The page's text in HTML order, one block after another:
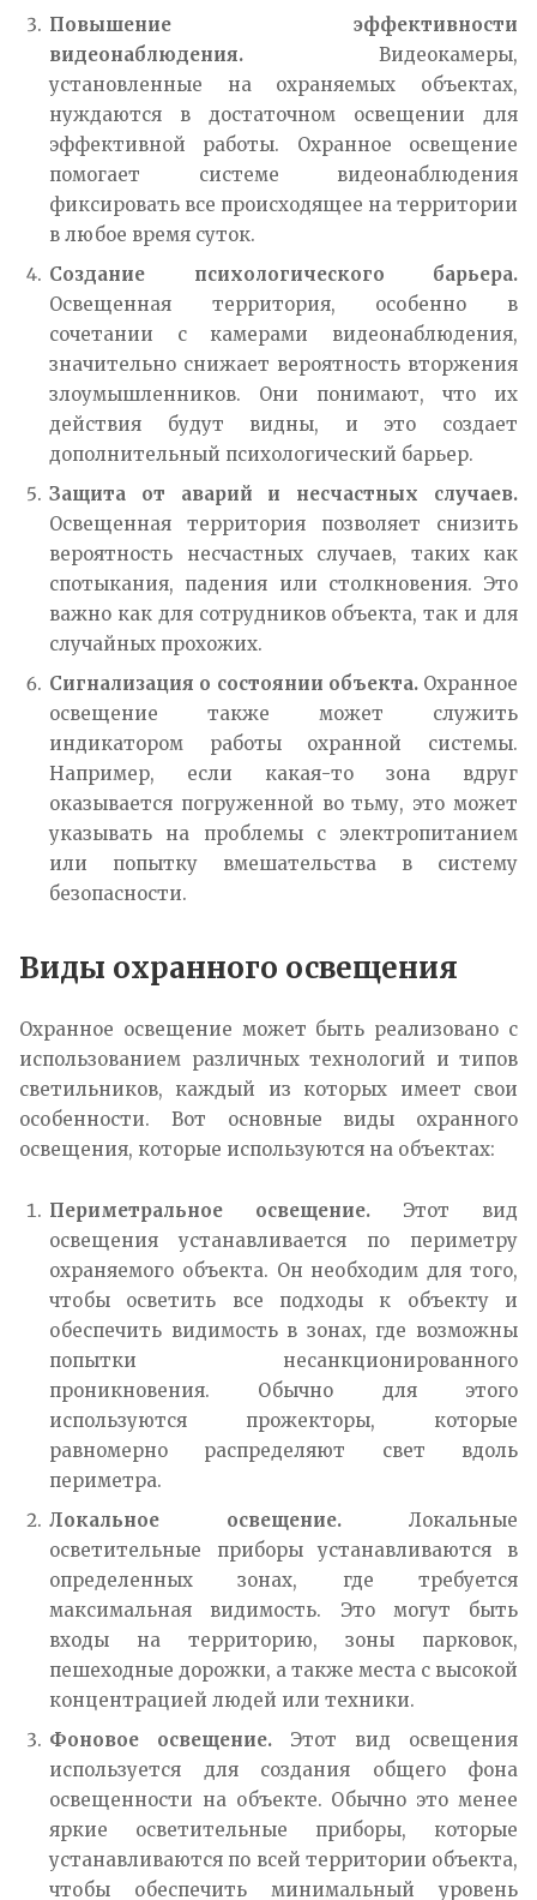
Повышение эффективности
видеонаблюдения. Видеокамеры,
установленные на охраняемых объектах,
нуждаются в достаточном освещении для
эффективной работы. Охранное освещение
помогает системе видеонаблюдения
фиксировать все происходящее на территории
в любое время суток.
Создание психологического барьера.
Освещенная территория, особенно в
сочетании с камерами видеонаблюдения,
значительно снижает вероятность вторжения
злоумышленников. Они понимают, что их
действия будут видны, и это создает
дополнительный психологический барьер.
Защита от аварий и несчастных случаев.
Освещенная территория позволяет снизить
вероятность несчастных случаев, таких как
спотыкания, падения или столкновения. Это
важно как для сотрудников объекта, так и для
случайных прохожих.
Сигнализация о состоянии объекта.Охранное
освещение также может служить
индикатором работы охранной системы.
Например, если какая-то зона вдруг
оказывается погруженной во тьму, это может
указывать на проблемы с электропитанием
или попытку вмешательства в систему
безопасности.
Виды охранного освещения
Охранное освещение может быть реализовано с
использованием различных технологий и типов
светильников, каждый из которых имеет свои
особенности. Вот основные виды охранного
освещения, которые используются на объектах:
Периметральное освещение. Этот вид
освещения устанавливается по периметру
охраняемого объекта. Он необходим для того,
чтобы осветить все подходы к объекту и
обеспечить видимость в зонах, где возможны
попытки несанкционированного
проникновения. Обычно для этого
используются прожекторы, которые
равномерно распределяют свет вдоль
периметра.
Локальное освещение. Локальные
осветительные приборы устанавливаются в
определенных зонах, где требуется
максимальная видимость. Это могут быть
входы на территорию, зоны парковок,
пешеходные дорожки, а также места с высокой
концентрацией людей или техники.
Фоновое освещение. Этот вид освещения
используется для создания общего фона
освещенности на объекте. Обычно это менее
яркие осветительные приборы, которые
устанавливаются по всей территории объекта,
чтобы обеспечить минимальный уровень